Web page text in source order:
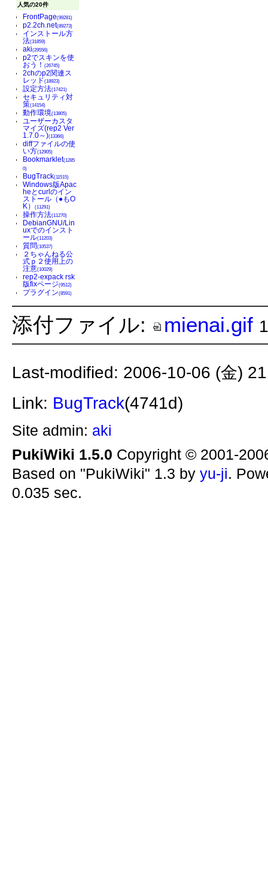
人気の20件
FrontPage(99281)
p2.2ch.net(89273)
インストール方
法(31859)
aki(29556)
p2でスキンを使
おう！(26745)
2chのp2関連ス
レッド(18923)
設定方法(17421)
セキュリティ対
策(14154)
動作環境(13805)
ユーザーカスタ
マイズ(rep2 Ver
1.7.0～)(13366)
diffファイルの使
い方(12905)
Bookmarklet(1285
0)
BugTrack(11515)
Windows版Apac
heとcurlのイン
ストール（●もO
K）(11291)
操作方法(11270)
DebianGNU/Lin
uxでのインスト
ール(11203)
質問(10537)
２ちゃんねる公
式ｐ２使用上の
注意(10029)
rep2-expack rsk
版fixページ(9512)
プラグイン(8591)
添付ファイル: mienai.gif
Last-modified: 2006-10-06 (金)
Link: BugTrack(4741d)
Site admin: aki
PukiWiki 1.5.0 Copyright © 2001-
Based on "PukiWiki" 1.3 by yu-ji.
0.035 sec.